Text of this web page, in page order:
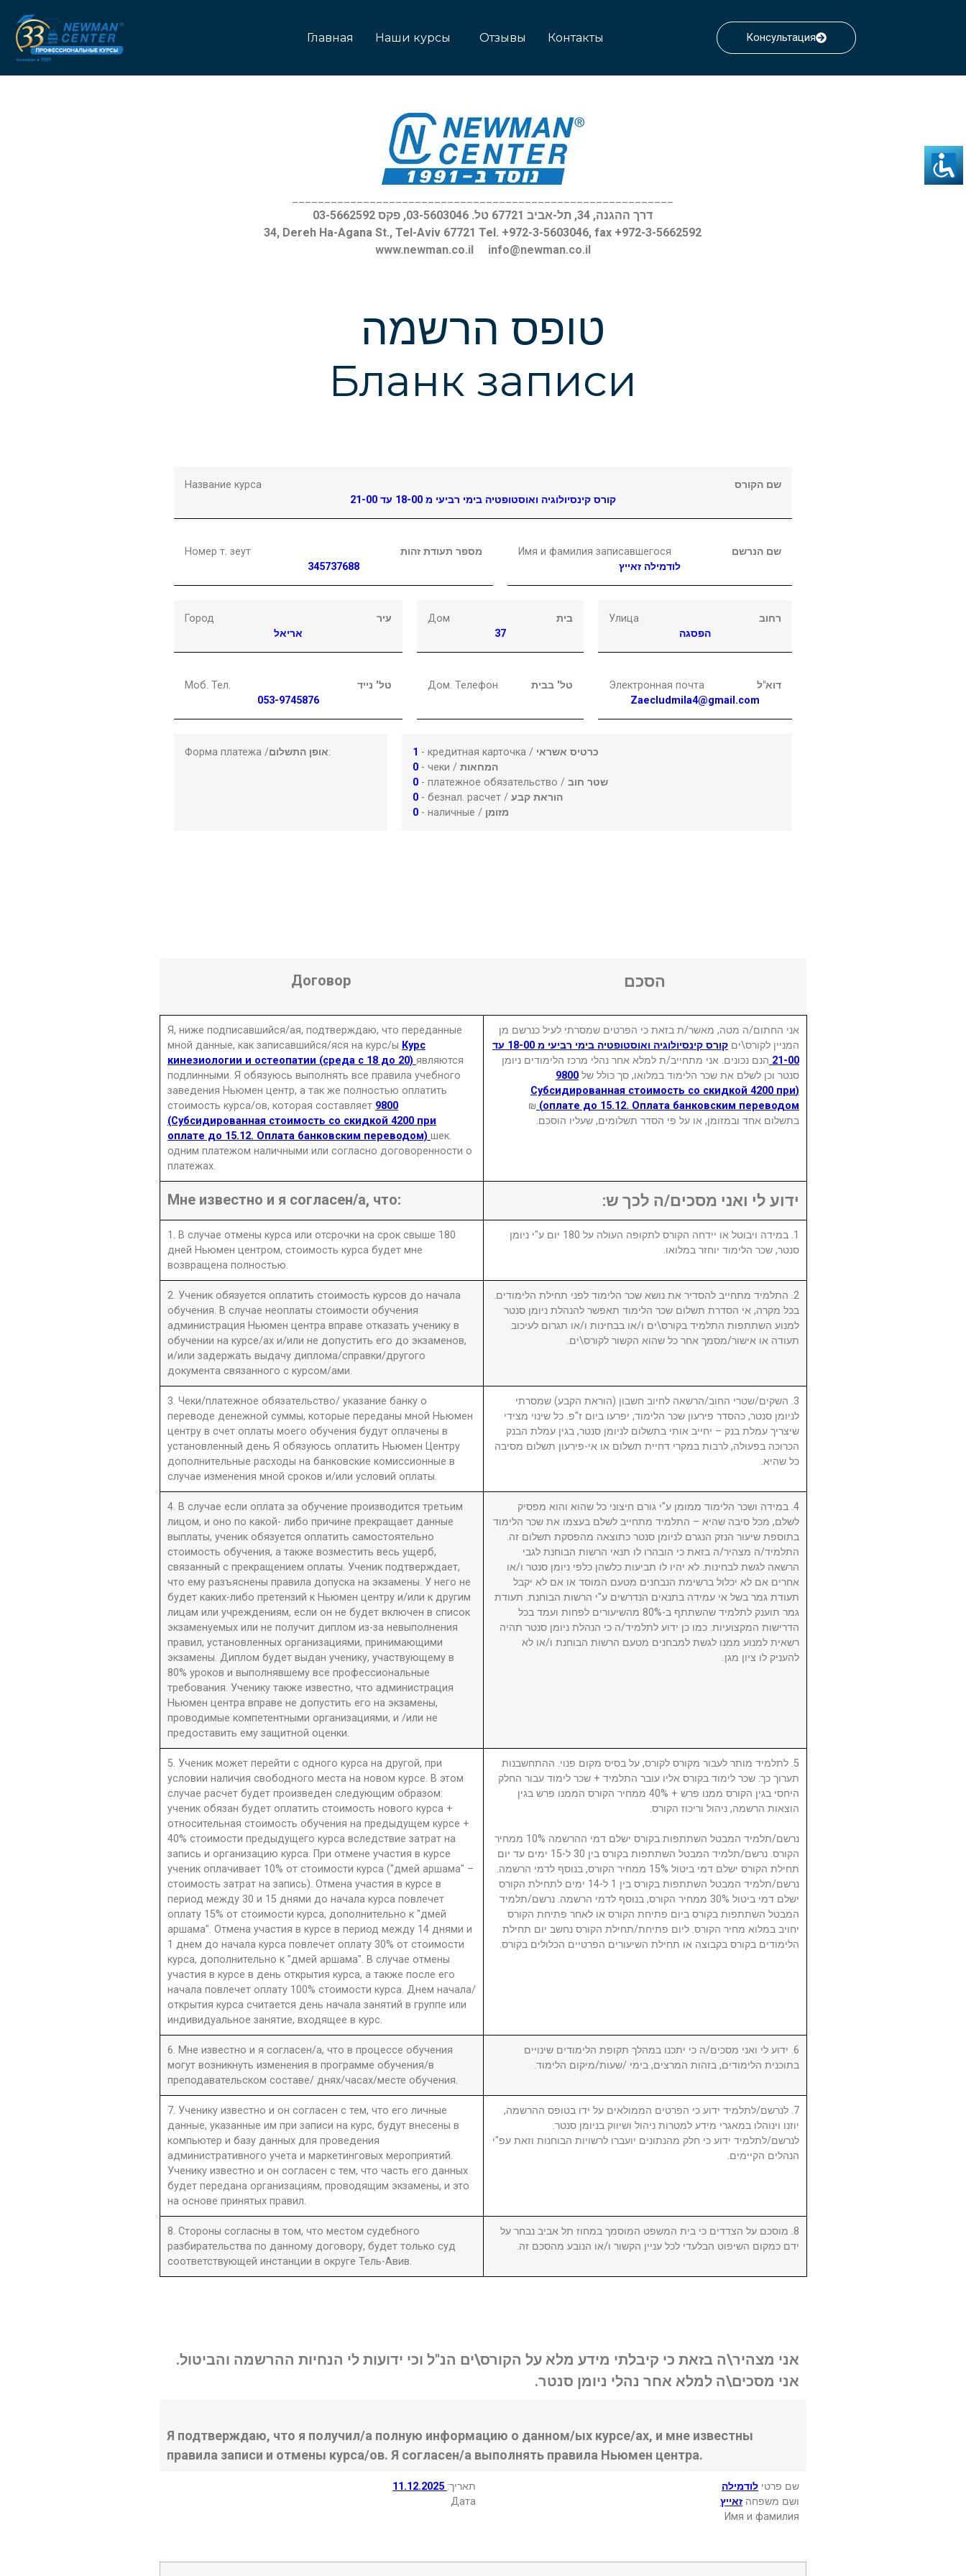
Главная Наши курсы Отзывы Контакты Консультация
דרך ההגנה, 34, תל-אביב 67721 טל. 03-5603046, פקס 03-5662592
34, Dereh Ha-Agana St., Tel-Aviv 67721 Tel. +972-3-5603046, fax +972-3-5662592
www.newman.co.il
info@newman.co.il
טופס הרשמה
Бланк записи
Название курса
שם הקורס
קורס קינסיולוגיה ואוסטופטיה בימי רביעי מ 18-00 עד 21-00
Номер т. зеут
מספר תעודת זהות
345737688
Имя и фамилия записавшегося
שם הנרשם
לודמילה זאייץ
Город
עיר
אריאל
Дом
בית
37
Улица
רחוב
הפסגה
Моб. Тел.
טל' נייד
053-9745876
Дом. Телефон טל' בבית Электронная почта
דוא"ל
Zaecludmila4@gmail.com
Форма платежа /אופן התשלום: 1 - кредитная карточка / כרטיס אשראי
0- чеки / המחאות
0- платежное обязательство / שטר חוב
0- безнал. расчет / הוראת קבע
0- наличные / מזומן
Договор הסכם
Я, ниже подписавшийся/ая, подтверждаю, что переданные
мной данные, как записавшийся/яся на курс/ы Курс
кинезиологии и остеопатии (среда с 18 до 20) являются
подлинными. Я обязуюсь выполнять все правила учебного
заведения Ньюмен центр, а так же полностью оплатить
стоимость курса/ов, которая составляет 9800
(Субсидированная стоимость со скидкой 4200 при
оплате до 15.12. Оплата банковским переводом) шек.
одним платежом наличными или согласно договоренности о
платежах.
אני החתום/ה מטה, מאשר/ת בזאת כי הפרטים שמסרתי לעיל כנרשם מן
המניין לקורס\ים
קורס קינסיולוגיה ואוסטופטיה בימי רביעי מ 18-00 עד
21-00 הנם נכונים. אני מתחייב/ת למלא אחר נהלי מרכז הלימודים ניומן
סנטר וכן לשלם את שכר הלימוד במלואו, סך כולל של9800
(Субсидированная стоимость со скидкой 4200 при
оплате до 15.12. Оплата банковским переводом)
₪
בתשלום אחד ובמזומן, או על פי הסדר תשלומים, שעליו הוסכם.
Мне известно и я согласен/а, что: ידוע לי ואני מסכים/ה לכך ש:
1. В случае отмены курса или отсрочки на срок свыше 180
дней Ньюмен центром, стоимость курса будет мне
возвращена полностью.
1. במידה ויבוטל או יידחה הקורס לתקופה העולה על 180 יום ע"י ניומן
סנטר, שכר הלימוד יוחזר במלואו.
2. Ученик обязуется оплатить стоимость курсов до начала
обучения. В случае неоплаты стоимости обучения
администрация Ньюмен центра вправе отказать ученику в
обучении на курсе/ах и/или не допустить его до экзаменов,
и/или задержать выдачу диплома/справки/другого
документа связанного с курсом/ами.
2. התלמיד מתחייב להסדיר את נושא שכר הלימוד לפני תחילת הלימודים.
בכל מקרה, אי הסדרת תשלום שכר הלימוד תאפשר להנהלת ניומן סנטר
למנוע השתתפות התלמיד בקורס\ים ו/או בבחינות ו/או תגרום לעיכוב
תעודה או אישור/מסמך אחר כל שהוא הקשור לקורס\ים.
3. Чеки/платежное обязательство/ указание банку о
переводе денежной суммы, которые переданы мной Ньюмен
центру в счет оплаты моего обучения будут оплачены в
установленный день Я обязуюсь оплатить Ньюмен Центру
дополнительные расходы на банковские комиссионные в
случае изменения мной сроков и/или условий оплаты.
3. השקים/שטרי החוב/הרשאה לחיוב חשבון (הוראת הקבע) שמסרתי
לניומן סנטר, כהסדר פירעון שכר הלימוד, יפרעו ביום ז"פ. כל שינוי מצידי
שיצריך עמלת בנק – יחייב אותי בתשלום לניומן סנטר, בגין עמלת הבנק
הכרוכה בפעולה, לרבות במקרי דחיית תשלום או אי-פירעון תשלום מסיבה
כל שהיא.
4. В случае если оплата за обучение производится третьим
лицом, и оно по какой- либо причине прекращает данные
выплаты, ученик обязуется оплатить самостоятельно
стоимость обучения, а также возместить весь ущерб,
связанный с прекращением оплаты. Ученик подтверждает,
что ему разъяснены правила допуска на экзамены. У него не
будет каких-либо претензий к Ньюмен центру и/или к другим
лицам или учреждениям, если он не будет включен в список
экзаменуемых или не получит диплом из-за невыполнения
правил, установленных организациями, принимающими
экзамены. Диплом будет выдан ученику, участвующему в
80% уроков и выполнявшему все профессиональные
требования. Ученику также известно, что администрация
Ньюмен центра вправе не допустить его на экзамены,
проводимые компетентными организациями, и /или не
предоставить ему защитной оценки.
4. במידה ושכר הלימוד ממומן ע"י גורם חיצוני כל שהוא והוא מפסיק
לשלם, מכל סיבה שהיא – התלמיד מתחייב לשלם בעצמו את שכר הלימוד
בתוספת שיעור הנזק הנגרם לניומן סנטר כתוצאה מהפסקת תשלום זה.
התלמיד/ה מצהיר/ה בזאת כי הובהרו לו תנאי הרשות הבוחנת לגבי
הרשאה לגשת לבחינות. לא יהיו לו תביעות כלשהן כלפי ניומן סנטר ו/או
אחרים אם לא יכלול ברשימת הנבחנים מטעם המוסד או אם לא יקבל
תעודת גמר בשל אי עמידה בתנאים הנדרשים ע"י הרשות הבוחנת. תעודת
גמר תוענק לתלמיד שהשתתף ב-80% מהשיעורים לפחות ועמד בכל
הדרישות המקצועיות. כמו כן ידוע לתלמיד/ה כי הנהלת ניומן סנטר תהיה
רשאית למנוע ממנו לגשת למבחנים מטעם הרשות הבוחנת ו/או לא
להעניק לו ציון מגן.
5. Ученик может перейти с одного курса на другой, при
условии наличия свободного места на новом курсе. В этом
случае расчет будет произведен следующим образом:
ученик обязан будет оплатить стоимость нового курса +
относительная стоимость обучения на предыдущем курсе +
40% стоимости предыдущего курса вследствие затрат на
запись и организацию курса. При отмене участия в курсе
ученик оплачивает 10% от стоимости курса ("дмей аршама" –
стоимость затрат на запись). Отмена участия в курсе в
период между 30 и 15 днями до начала курса повлечет
оплату 15% от стоимости курса, дополнительно к "дмей
аршама". Отмена участия в курсе в период между 14 днями и
1 днем до начала курса повлечет оплату 30% от стоимости
курса, дополнительно к "дмей аршама". В случае отмены
участия в курсе в день открытия курса, а также после его
начала повлечет оплату 100% стоимости курса. Днем начала/
открытия курса считается день начала занятий в группе или
индивидуальное занятие, входящее в курс.
5. לתלמיד מותר לעבור מקורס לקורס, על בסיס מקום פנוי. ההתחשבנות
תערוך כך: שכר לימוד בקורס אליו עובר התלמיד + שכר לימוד עבור החלק
היחסי בגין הקורס ממנו פרש + 40% ממחיר הקורס הממנו פרש בגין
הוצאות הרשמה, ניהול וריכוז הקורס.
נרשם/תלמיד המבטל השתתפות בקורס ישלם דמי ההרשמה 10% ממחיר
הקורס. נרשם/תלמיד המבטל השתתפות בקורס בין 30 ל-15 ימים עד יום
תחילת הקורס ישלם דמי ביטול 15% ממחיר הקורס, בנוסף לדמי הרשמה.
נרשם/תלמיד המבטל השתתפות בקורס בין 1 ל-14 ימים לתחילת הקורס
ישלם דמי ביטול 30% ממחיר הקורס, בנוסף לדמי הרשמה. נרשם/תלמיד
המבטל השתתפות בקורס ביום פתיחת הקורס או לאחר פתיחת הקורס
יחויב במלוא מחיר הקורס. ליום פתיחת/תחילת הקורס נחשב יום תחילת
הלימודים בקורס בקבוצה או תחילת השיעורים הפרטיים הכלולים בקורס.
6. Мне известно и я согласен/а, что в процессе обучения
могут возникнуть изменения в программе обучения/в
преподавательском составе/ днях/часах/месте обучения.
6. ידוע לי ואני מסכים/ה כי יתכנו במהלך תקופת הלימודים שינויים
בתוכנית הלימודים, בזהות המרצים, בימי /שעות/מיקום הלימוד.
7. Ученику известно и он согласен с тем, что его личные
данные, указанные им при записи на курс, будут внесены в
компьютер и базу данных для проведения
административного учета и маркетинговых мероприятий.
Ученику известно и он согласен с тем, что часть его данных
будет передана организациям, проводящим экзамены, и это
на основе принятых правил.
7. לנרשם/לתלמיד ידוע כי הפרטים הממולאים על ידו בטופס ההרשמה,
יוזנו וינוהלו במאגרי מידע למטרות ניהול ושיווק בניומן סנטר.
לנרשם/לתלמיד ידוע כי חלק מהנתונים יועברו לרשויות הבוחנות וזאת עפ"י
הנהלים הקיימים.
8. Стороны согласны в том, что местом судебного
разбирательства по данному договору, будет только суд
соответствующей инстанции в округе Тель-Авив.
8. מוסכם על הצדדים כי בית המשפט המוסמך במחוז תל אביב נבחר על
ידם כמקום השיפוט הבלעדי לכל עניין הקשור ו/או הנובע מהסכם זה.
אני מצהיר\ה בזאת כי קיבלתי מידע מלא על הקורס\ים הנ"ל וכי ידועות לי הנחיות ההרשמה והביטול.
אני מסכים\ה למלא אחר נהלי ניומן סנטר.
Я подтверждаю, что я получил/а полную информацию о данном/ых курсе/ах, и мне известны
правила записи и отмены курса/ов. Я согласен/а выполнять правила Ньюмен центра.
11.12.2025 :תאריך
Дата
שם פרטילודמילה
ושם משפחהזאייץ
Имя и фамилия